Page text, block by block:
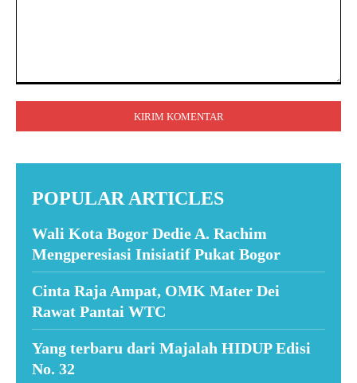
POPULAR ARTICLES
Wali Kota Bogor Dedie A. Rachim
Mengperesiasi Inisiatif Pukat Bogor
Cinta Raja Ampat, OMK Mater Dei
Rawat Pantai WTC
Yang terbaru dari Majalah HIDUP Edisi
No. 32